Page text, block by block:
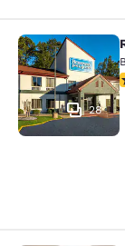
Rodeway
28